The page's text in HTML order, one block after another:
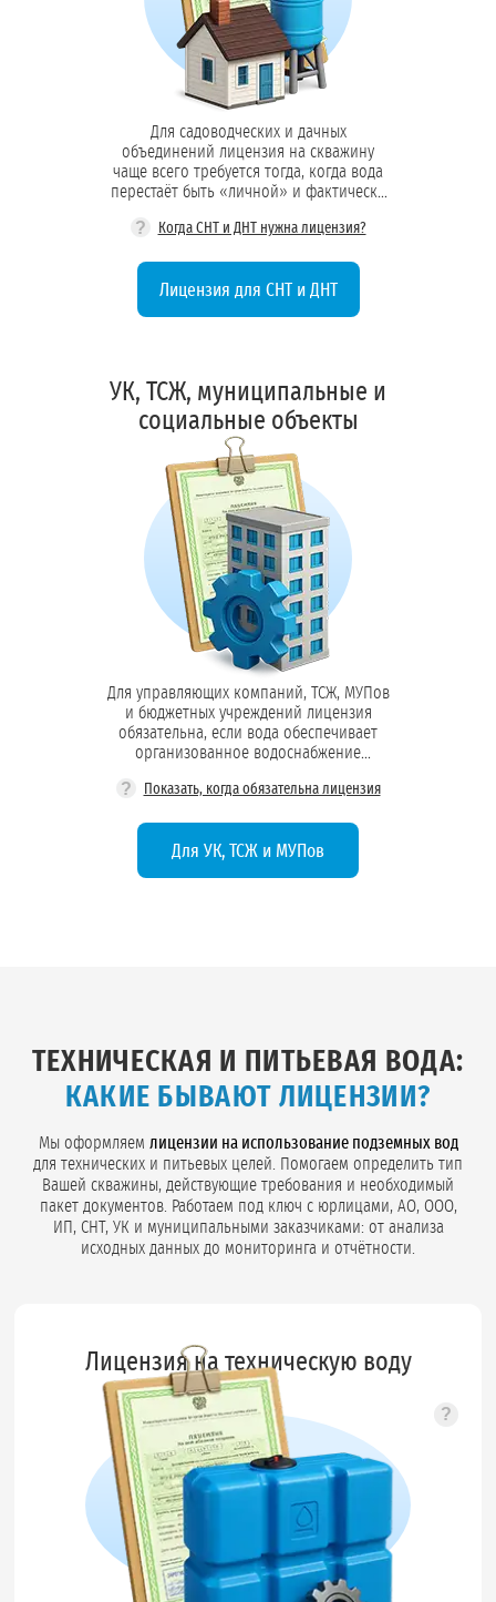
Для садоводческих и дачных
объединений лицензия на скважину
чаще всего требуется тогда, когда вода
перестаёт быть «личной» и фактически
водоснабжение для группы участков
? Когда СНТ и ДНТ нужна лицензия?
Лицензия для СНТ и ДНТ
УК, ТСЖ, муниципальные и
социальные объекты
Для управляющих компаний, ТСЖ, МУПов
и бюджетных учреждений лицензия
обязательна, если вода обеспечивает
организованное водоснабжение
социальных объектов
? Показать, когда обязательна лицензия
Для УК, ТСЖ и МУПов
ТЕХНИЧЕСКАЯ И ПИТЬЕВАЯ ВОДА:
КАКИЕ БЫВАЮТ ЛИЦЕНЗИИ?
Мы оформляем лицензии на использование подземных вод
для технических и питьевых целей. Помогаем определить тип
Вашей скважины, действующие требования и необходимый
пакет документов. Работаем под ключ с юрлицами, АО, ООО,
ИП, СНТ, УК и муниципальными заказчиками: от анализа
исходных данных до мониторинга и отчётности.
Лицензия на техническую воду
?